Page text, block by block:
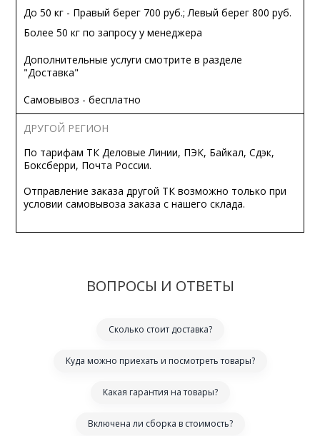
До 50 кг - Правый берег 700 руб.; Левый берег 800 руб.
Более 50 кг по запросу у менеджера
Дополнительные услуги смотрите в разделе
"Доставка"
Самовывоз - бесплатно
ДРУГОЙ РЕГИОН
По тарифам ТК Деловые Линии, ПЭК, Байкал, Сдэк,
Боксберри, Почта России.
Отправление заказа другой ТК возможно только при
условии самовывоза заказа с нашего склада.
ВОПРОСЫ И ОТВЕТЫ
Сколько стоит доставка?
Куда можно приехать и посмотреть товары?
Какая гарантия на товары?
Включена ли сборка в стоимость?